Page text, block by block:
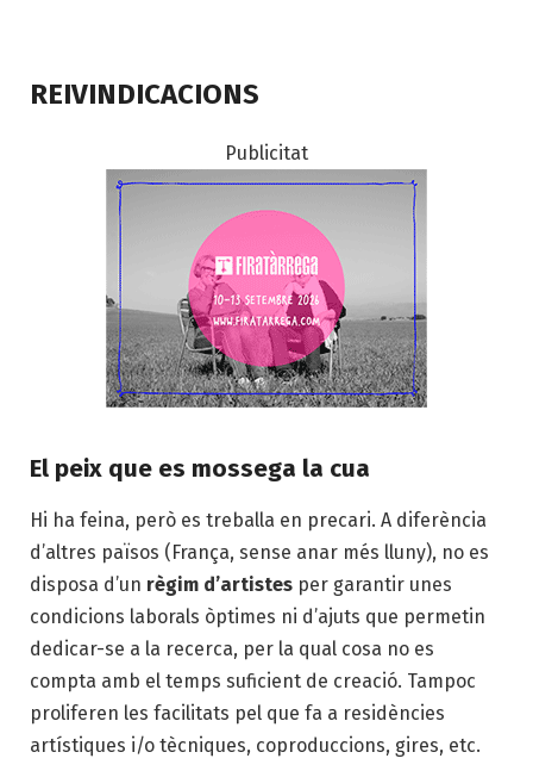
REIVINDICACIONS
Publicitat
El peix que es mossega la cua
Hi ha feina, però es treballa en precari. A diferència
d’altres països (França, sense anar més lluny), no es
disposa d’un règim d’artistes per garantir unes
condicions laborals òptimes ni d’ajuts que permetin
dedicar-se a la recerca, per la qual cosa no es
compta amb el temps suficient de creació. Tampoc
proliferen les facilitats pel que fa a residències
artístiques i/o tècniques, coproduccions, gires, etc.